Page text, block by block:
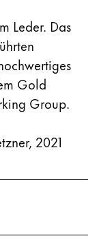
Leder. Das
Gold
Group.
2021